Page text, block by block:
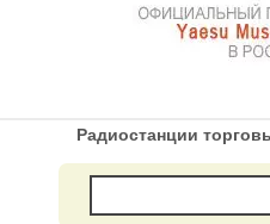
Радиостанции